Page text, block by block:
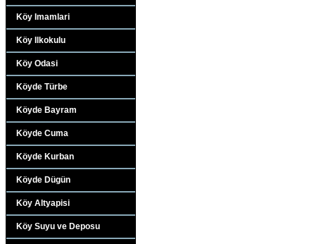
Köy Imamlari
Köy Ilkokulu
Köy Odasi
Köyde Türbe
Köyde Bayram
Köyde Cuma
Köyde Kurban
Köyde Dügün
Köy Altyapisi
Köy Suyu ve Deposu